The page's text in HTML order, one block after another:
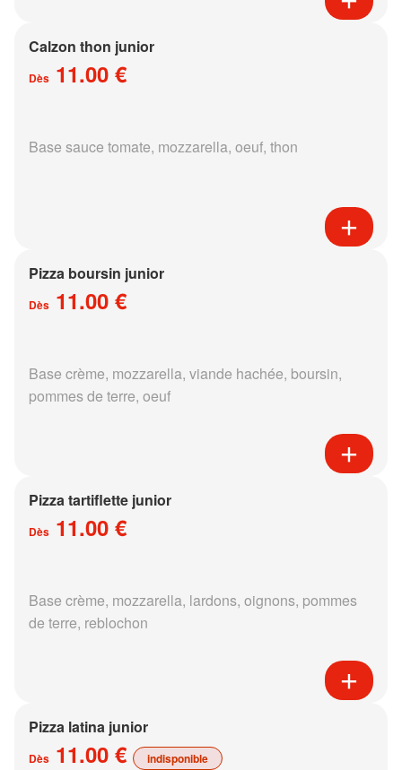
Calzon thon junior
Dès 11.00 €
Base sauce tomate, mozzarella, oeuf, thon
Pizza boursin junior
Dès 11.00 €
Base crème, mozzarella, viande hachée, boursin,
pommes de terre, oeuf
Pizza tartiflette junior
Dès 11.00 €
Base crème, mozzarella, lardons, oignons, pommes
de terre, reblochon
Pizza latina junior
Dès 11.00 € indisponible